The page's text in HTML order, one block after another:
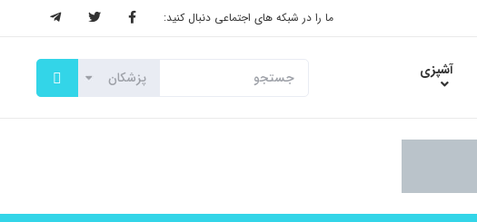
ما را در شبکه های اجتماعی دنبال کنید:
آشپزی